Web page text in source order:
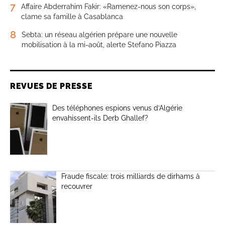
7
Affaire Abderrahim Fakir: «Ramenez-nous son corps»,
clame sa famille à Casablanca
8
Sebta: un réseau algérien prépare une nouvelle
mobilisation à la mi-août, alerte Stefano Piazza
REVUES DE PRESSE
Des téléphones espions venus d’Algérie
envahissent-ils Derb Ghallef?
Fraude fiscale: trois milliards de dirhams à
recouvrer